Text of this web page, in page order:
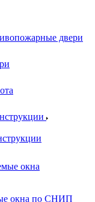
двери
окна
окна по СНИП